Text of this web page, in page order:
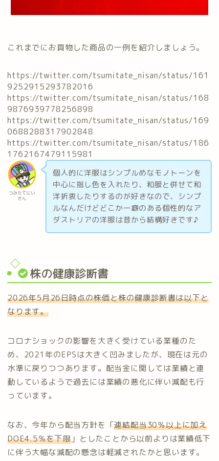
これまでにお買物した商品の一例を紹介しましょう。
https://twitter.com/tsumitate_nisan/status/161
9252915293782016
https://twitter.com/tsumitate_nisan/status/168
9876939778256898
https://twitter.com/tsumitate_nisan/status/169
0688288317902848
https://twitter.com/tsumitate_nisan/status/186
1762167479115981
つみたてにい
さん
個人的に洋服はシンプルめなモノトーンを
中心に指し色を入れたり、和服と併せて和
洋折衷したりするのが好きなので、シンプ
ルなんだけどどこか一癖のある個性的なア
ダストリアの洋服は昔から結構好きです♪
株の健康診断書
2026年5月26日時点の株価と株の健康診断書は以下と
なります。
コロナショックの影響を大きく受けている業種のた
め、2021年のEPSは大きく凹みましたが、現在は元の
水準に戻りつつあります。配当金に関しては業績と連
動しているようで過去には業績の悪化に伴い減配も行
っています。
なお、今年から配当方針を「連結配当30％以上に加え
DOE4.5％を下限 」としたことから以前よりは業績低下
に伴う大幅な減配の懸念は軽減されたかと思います。